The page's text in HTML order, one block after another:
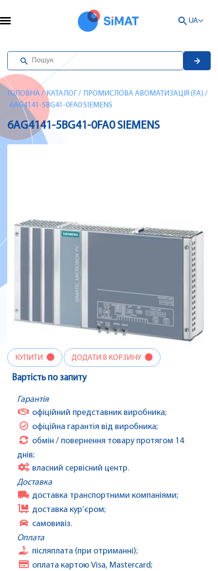
UA
ГОЛОВНА/ КАТАЛОГ / ПРОМИСЛОВА АВОМАТИЗАЦІЯ (FA) /
6AG4141-5BG41-0FA0 SIEMENS
6AG4141-5BG41-0FA0 SIEMENS
КУПИТИ ДОДАТИ В КОРЗИНУ
Вартість по запиту
Гарантія
офіційний представник виробника;
офіційна гарантія від виробника;
обмін / повернення товару протягом 14
днів;
власний сервісний центр.
Доставка
доставка транспортними компаніями;
доставка кур’єром;
самовивіз.
Оплата
післяплата (при отриманні);
оплата картою Visa, Mastercard;